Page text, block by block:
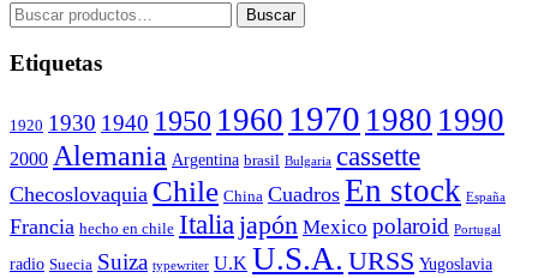
Buscar
por:
Buscar
Etiquetas
1920 1930 1940 1950 1960 1970 1980 1990
2000 Alemania Argentina brasil Bulgaria cassette
Checoslovaquia Chile China Cuadros En stock España
Francia hecho en chile Italia japón Mexico polaroid Portugal
radio Suecia Suiza typewriter U.K U.S.A. URSS Yugoslavia